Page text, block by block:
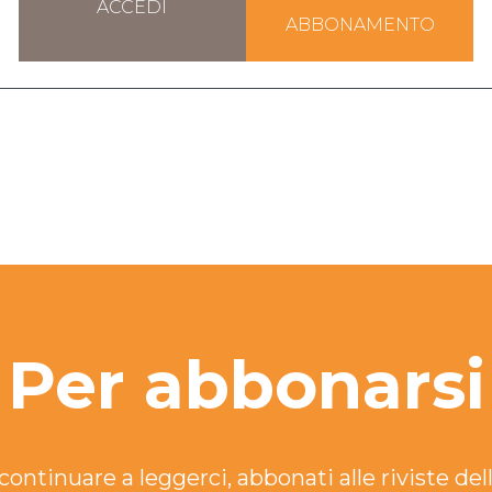
ACCEDI
ABBONAMENTO
Per abbonarsi
a leggerci, abbonati alle riviste